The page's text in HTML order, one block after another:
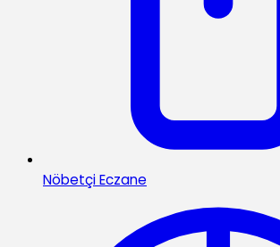
Nöbetçi Eczane